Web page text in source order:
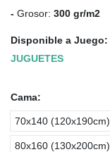
- Grosor: 300 gr/m2
Disponible a Juego:
JUGUETES
Cama:
70x140 (120x190cm)
80x160 (130x200cm)